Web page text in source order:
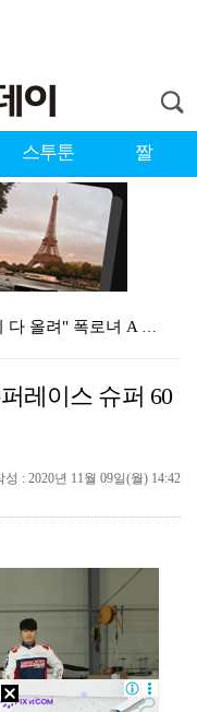
스투툰 짤
"연락말라" 황정민VS"녹취 다 올려" 폭로녀 A 씨,…
이강인, 드디어 아틀레티코 선수단과 만났다…시메오네 감…
KBO, 기록적인 폭염으로 9일까지 리그 중단…내달 6…
'나솔' 24기 옥순, 출연료 미지급 폭로 "1년 넘게…
박지훈, 9월 잠실실내체육관서 앙코르 콘서트 개최
'오디세이'·'스파이더맨4', 박스오피스 투톱…기록 경…
레이스 슈퍼 60
성 : 2020년 11월 09일(월) 14:42